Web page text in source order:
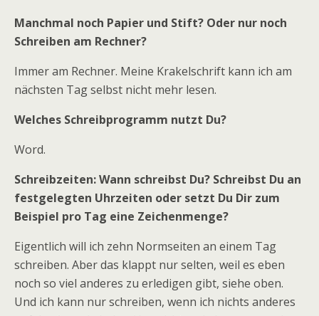
Manchmal noch Papier und Stift? Oder nur noch
Schreiben am Rechner?
Immer am Rechner. Meine Krakelschrift kann ich am
nächsten Tag selbst nicht mehr lesen.
Welches Schreibprogramm nutzt Du?
Word.
Schreibzeiten: Wann schreibst Du? Schreibst Du an
festgelegten Uhrzeiten oder setzt Du Dir zum
Beispiel pro Tag eine Zeichenmenge?
Eigentlich will ich zehn Normseiten an einem Tag
schreiben. Aber das klappt nur selten, weil es eben
noch so viel anderes zu erledigen gibt, siehe oben.
Und ich kann nur schreiben, wenn ich nichts anderes